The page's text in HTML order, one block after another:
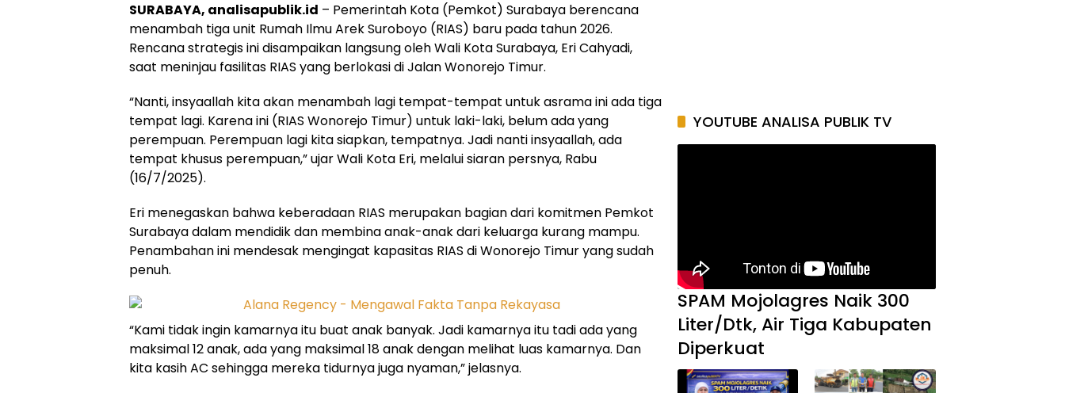
SURABAYA, analisapublik.id – Pemerintah Kota (Pemkot) Surabaya berencana
menambah tiga unit Rumah Ilmu Arek Suroboyo (RIAS) baru pada tahun 2026.
Rencana strategis ini disampaikan langsung oleh Wali Kota Surabaya, Eri Cahyadi,
saat meninjau fasilitas RIAS yang berlokasi di Jalan Wonorejo Timur.
“Nanti, insyaallah kita akan menambah lagi tempat-tempat untuk asrama ini ada tiga
tempat lagi. Karena ini (RIAS Wonorejo Timur) untuk laki-laki, belum ada yang
perempuan. Perempuan lagi kita siapkan, tempatnya. Jadi nanti insyaallah, ada
tempat khusus perempuan,” ujar Wali Kota Eri, melalui siaran persnya, Rabu
(16/7/2025).
Eri menegaskan bahwa keberadaan RIAS merupakan bagian dari komitmen Pemkot
Surabaya dalam mendidik dan membina anak-anak dari keluarga kurang mampu.
Penambahan ini mendesak mengingat kapasitas RIAS di Wonorejo Timur yang sudah
penuh.
“Kami tidak ingin kamarnya itu buat anak banyak. Jadi kamarnya itu tadi ada yang
maksimal 12 anak, ada yang maksimal 18 anak dengan melihat luas kamarnya. Dan
kita kasih AC sehingga mereka tidurnya juga nyaman,” jelasnya.
YOUTUBE ANALISA PUBLIK TV
SPAM Mojolagres Naik 300
Liter/Dtk, Air Tiga Kabupaten
Diperkuat